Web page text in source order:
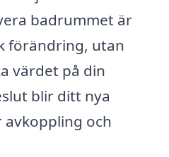
badrummet är
förändring, utan
värdet på din
blir ditt nya
och